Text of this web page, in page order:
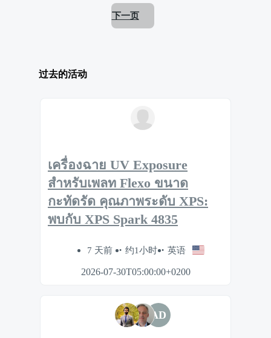
下一页
过去的活动
เครื่องฉาย UV Exposure
สำหรับเพลท Flexo ขนาด
กะทัดรัด คุณภาพระดับ XPS:
พบกับ XPS Spark 4835
7 天前 约1小时 英语
2026-07-30T05:00:00+0200
AD